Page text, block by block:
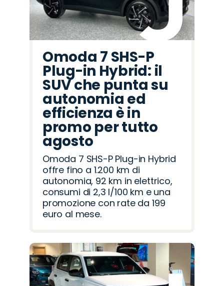
Omoda 7 SHS-P
Plug-in Hybrid: il
SUV che punta su
autonomia ed
efficienza è in
promo per tutto
agosto
Omoda 7 SHS-P Plug-in Hybrid
offre fino a 1.200 km di
autonomia, 92 km in elettrico,
consumi di 2,3 l/100 km e una
promozione con rate da 199
euro al mese.